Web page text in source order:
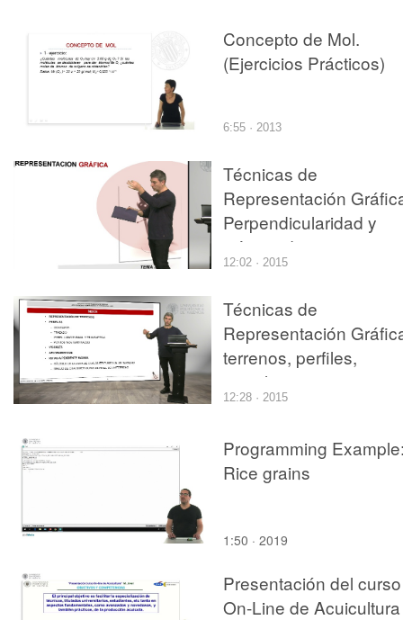
Concepto de Mol.
(Ejercicios Prácticos)
6:55 · 2013
Técnicas de
Representación
Perpendicularidad y
mínima distancia
12:02 · 2015
Técnicas de
Representación
terrenos, perfiles,
visuales y rutas
12:28 · 2015
Programming
Rice grains
1:50 · 2019
Presentación del curso
On-Line de Acuicultura